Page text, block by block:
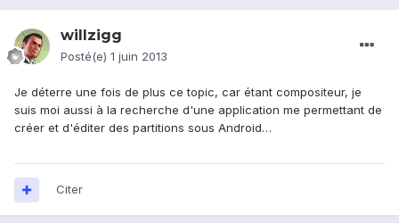
willzigg
Posté(e) 1 juin 2013
Je déterre une fois de plus ce topic, car étant compositeur, je
suis moi aussi à la recherche d'une application me permettant de
créer et d'éditer des partitions sous Android…
Citer